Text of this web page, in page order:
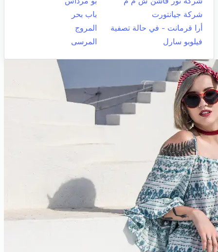
شركة جيانتورت
باب بحر
أرا قرمانت - في حالة تصفية
المروج
فيلوبو سارل
المرسى